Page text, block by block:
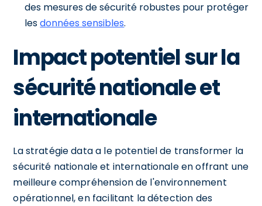
des mesures de sécurité robustes pour protéger
lesdonnées sensibles.
Impact potentiel sur la
sécurité nationale et
internationale
La stratégie data a le potentiel de transformer la
sécurité nationale et internationale en offrant une
meilleure compréhension de l'environnement
opérationnel, en facilitant la détection des